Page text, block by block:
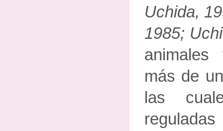
Uchida,
1985;
más de
las